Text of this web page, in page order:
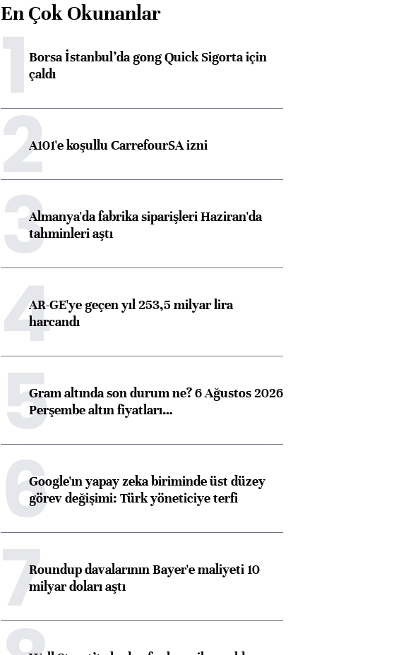
En Çok Okunanlar
1Borsa İstanbul’da gong Quick Sigorta için
çaldı
2A101'e koşullu CarrefourSA izni
3Almanya'da fabrika siparişleri Haziran'da
tahminleri aştı
4AR-GE'ye geçen yıl 253,5 milyar lira
harcandı
5Gram altında son durum ne? 6 Ağustos 2026
Perşembe altın fiyatları…
6Google'ın yapay zeka biriminde üst düzey
görev değişimi: Türk yöneticiye terfi
7Roundup davalarının Bayer'e maliyeti 10
milyar doları aştı